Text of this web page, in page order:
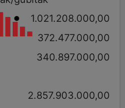
1.021.208.000,00
372.477.000,00
340.897.000,00
2.857.903.000,00